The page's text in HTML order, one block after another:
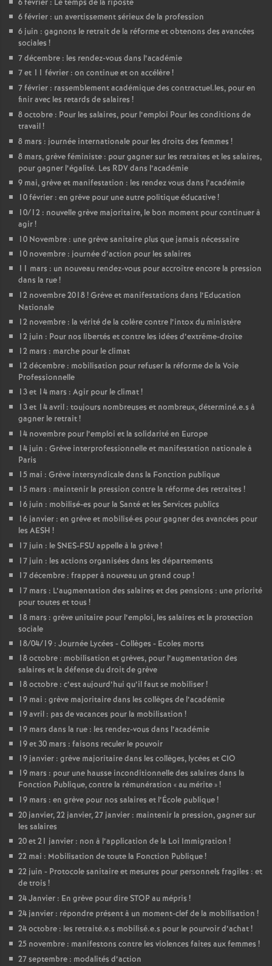
6 février : Le temps de la riposte
6 février : un avertissement sérieux de la profession
6 juin : gagnons le retrait de la réforme et obtenons des avancées
sociales !
7 décembre : les rendez-vous dans l’académie
7 et 11 février : on continue et on accélère!
7 février : rassemblement académique des contractuel.les, pour en
finir avec les retards de salaires !
8 octobre : Pour les salaires, pour l’emploi Pour les conditions de
travail!
8 mars : journée internationale pour les droits des femmes !
8 mars, grève féministe : pour gagner sur les retraites et les salaires,
pour gagner l’égalité. Les RDV dans l’académie
9 mai, grève et manifestation : les rendez vous dans l’académie
10 février : en grève pour une autre politique éducative!
10/12 : nouvelle grève majoritaire, le bon moment pour continuer à
agir!
10 Novembre : une grève sanitaire plus que jamais nécessaire
10 novembre : journée d’action pour les salaires
11 mars : un nouveau rendez-vous pour accroître encore la pression
dans la rue!
12 novembre 2018! Grève et manifestations dans l’Education
Nationale
12 novembre : la vérité de la colère contre l’intox du ministère
12 juin : Pour nos libertés et contre les idées d’extrême-droite
12 mars : marche pour le climat
12 décembre : mobilisation pour refuser la réforme de la Voie
Professionnelle
13 et 14 mars : Agir pour le climat!
13 et 14 avril : toujours nombreuses et nombreux, déterminé.e.s à
gagner le retrait!
14 novembre pour l’emploi et la solidarité en Europe
14 juin : Grève interprofessionnelle et manifestation nationale à
Paris
15 mai : Grève intersyndicale dans la Fonction publique
15 mars : maintenir la pression contre la réforme des retraites !
16 juin : mobilisé-es pour la Santé et les Services publics
16 janvier : en grève et mobilisé·es pour gagner des avancées pour
les AESH !
17 juin : le SNES-FSU appelle à la grève!
17 juin : les actions organisées dans les départements
17 décembre : frapper à nouveau un grand coup!
17 mars : L’augmentation des salaires et des pensions : une priorité
pour toutes et tous !
18 mars : grève unitaire pour l’emploi, les salaires et la protection
sociale
18/04/19 : Journée Lycées - Collèges - Ecoles morts
18 octobre : mobilisation et grèves, pour l’augmentation des
salaires et la défense du droit de grève
18 octobre : c’est aujourd’hui qu’il faut se mobiliser!
19 mai : grève majoritaire dans les collèges de l’académie
19 avril : pas de vacances pour la mobilisation !
19 mars dans la rue : les rendez-vous dans l’académie
19 et 30 mars : faisons reculer le pouvoir
19 janvier : grève majoritaire dans les collèges, lycées et CIO
19 mars : pour une hausse inconditionnelle des salaires dans la
Fonction Publique, contre la rémunération «au mérite»!
19 mars : en grève pour nos salaires et l’École publique!
20 janvier, 22 janvier, 27 janvier : maintenir la pression, gagner sur
les salaires
20 et 21 janvier : non à l’application de la Loi Immigration !
22 mai : Mobilisation de toute la Fonction Publique!
22 juin - Protocole sanitaire et mesures pour personnels fragiles : et
de trois !
24 Janvier : En grève pour dire STOP au mépris !
24 janvier : répondre présent à un moment-clef de la mobilisation !
24 octobre : les retraité.e.s mobilisé.e.s pour le pourvoir d’achat!
25 novembre : manifestons contre les violences faites aux femmes !
27 septembre : modalités d’action